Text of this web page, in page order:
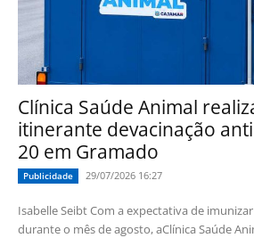
Clínica Saúde Animal
itinerante devacinação
20 em Gramado
Publicidade 29/07/2026 16:27
Isabelle Seibt Com a expectativa de imunizar mais de 10 mil animais
durante o mês de agosto, aClínica Saúde